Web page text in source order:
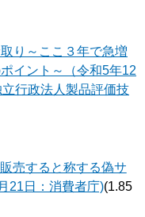
り～ここ３年で急増
イント～（令和5年12
行政法人製品評価技
売すると称する偽サ
21日：消費者庁)(1.85